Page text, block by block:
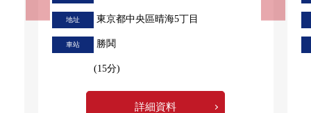
地址 東京都中央區晴海5丁目
車站 勝鬨
(15分)
詳細資料